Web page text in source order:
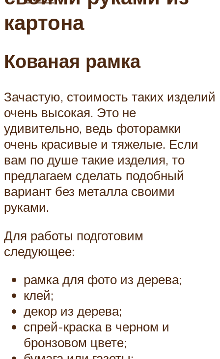
картона
Кованая рамка
Зачастую, стоимость таких изделий
очень высокая. Это не
удивительно, ведь фоторамки
очень красивые и тяжелые. Если
вам по душе такие изделия, то
предлагаем сделать подобный
вариант без металла своими
руками.
Для работы подготовим
следующее:
рамка для фото из дерева;
клей;
декор из дерева;
спрей-краска в черном и
бронзовом цвете;